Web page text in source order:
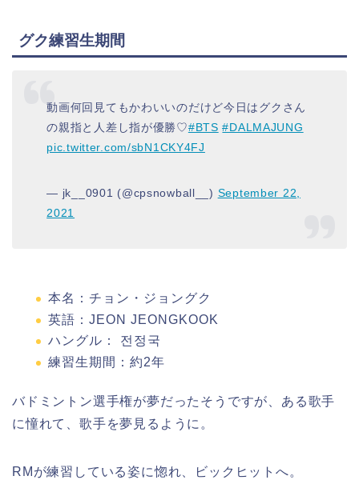
グク練習生期間
動画何回見てもかわいいのだけど今日はグクさん
の親指と人差し指が優勝♡#BTS #DALMAJUNG
pic.twitter.com/sbN1CKY4FJ
— jk__0901 (@cpsnowball__) September 22,
2021
本名：チョン・ジョングク
英語：JEON JEONGKOOK
ハングル： 전정국
練習生期間：約2年
バドミントン選手権が夢だったそうですが、ある歌手
に憧れて、歌手を夢見るように。
RMが練習している姿に惚れ、ビックヒットへ。